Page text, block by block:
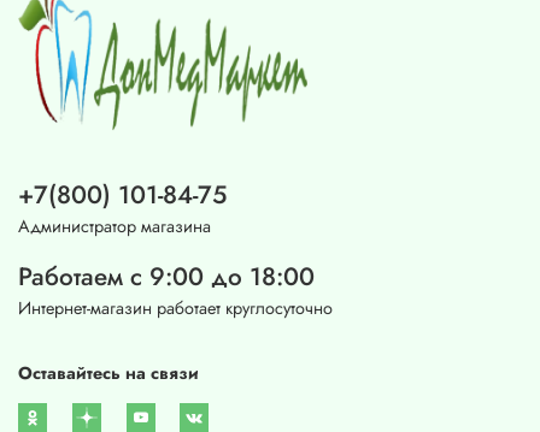
+7(800) 101-84-75
Администратор магазина
Работаем с 9:00 до 18:00
Интернет-магазин работает круглосуточно
Оставайтесь на связи